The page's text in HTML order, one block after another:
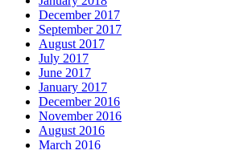
December 2017
September 2017
August 2017
July 2017
June 2017
January 2017
December 2016
November 2016
August 2016
March 2016